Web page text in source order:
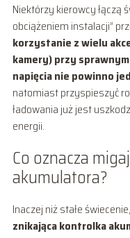
Niektórzy kierowcy łączą
obciążeniem instalacji”
korzystanie z wielu
kamery) przy
napięcia nie powinno
natomiast przyspieszyć
ładowania już jest
energii.
Co oznacza
akumulatora?
Inaczej niż stałe świecenie,
znikająca kontrolka